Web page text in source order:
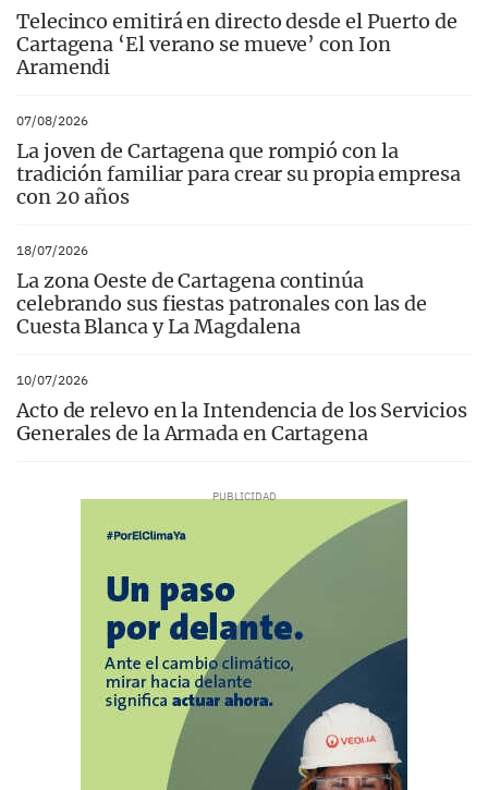
Telecinco emitirá en directo desde el Puerto de
Cartagena ‘El verano se mueve’ con Ion
Aramendi
07/08/2026
La joven de Cartagena que rompió con la
tradición familiar para crear su propia empresa
con 20 años
18/07/2026
La zona Oeste de Cartagena continúa
celebrando sus fiestas patronales con las de
Cuesta Blanca y La Magdalena
10/07/2026
Acto de relevo en la Intendencia de los Servicios
Generales de la Armada en Cartagena